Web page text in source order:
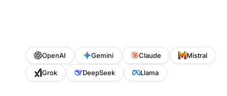
OpenAI Gemini Claude Mistral
Grok DeepSeek Llama